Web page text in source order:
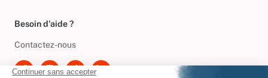
Besoin d'aide ?
Contactez-nous